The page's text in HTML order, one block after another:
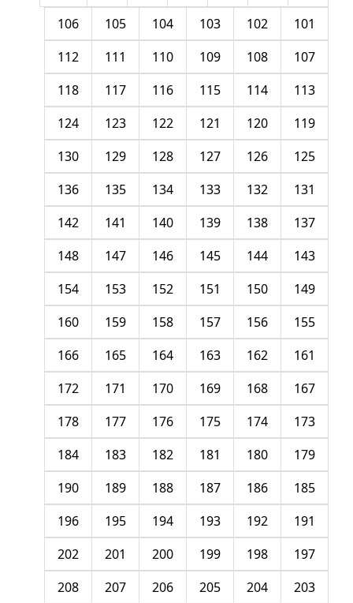
101
102
103
104
105
106
107
108
109
110
111
112
113
114
115
116
117
118
119
120
121
122
123
124
125
126
127
128
129
130
131
132
133
134
135
136
137
138
139
140
141
142
143
144
145
146
147
148
149
150
151
152
153
154
155
156
157
158
159
160
161
162
163
164
165
166
167
168
169
170
171
172
173
174
175
176
177
178
179
180
181
182
183
184
185
186
187
188
189
190
191
192
193
194
195
196
197
198
199
200
201
202
203
204
205
206
207
208